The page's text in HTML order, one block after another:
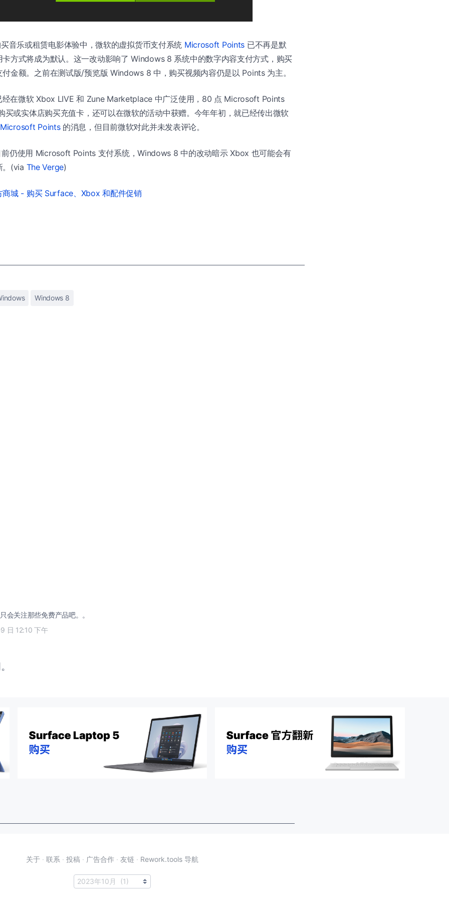
音乐或租赁电影体验中，微软的虚拟货币支付系统 Microsoft Points 已不再是默
方式将成为默认。这一改动影响了 Windows 8 系统中的数字内容支付方式，购买
金额。之前在测试版/预览版 Windows 8 中，购买视频内容仍是以 Points 为主。
在微软 Xbox LIVE 和 Zune Marketplace 中广泛使用，80 点 Microsoft Points
买或实体店购买充值卡，还可以在微软的活动中获赠。今年年初，就已经传出微软
Points的消息，但目前微软对此并未发表评论。
仍使用 Microsoft Points 支付系统，Windows 8 中的改动暗示 Xbox 也可能会有
。(via The Verge)
商城 - 购买 Surface、Xbox 和配件促销
Windows 8
会关注那些免费产品吧。。
日 12:10 下午
关于 · 联系 · 投稿 · 广告合作 · 友链 · Rework.tools 导航